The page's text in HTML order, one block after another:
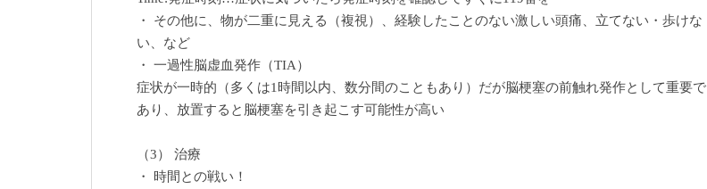
・ その他に、物が二重に見える（複視）、経験したことのない激しい頭痛、立てない・歩けな
い、など
・ 一過性脳虚血発作（TIA）
症状が一時的（多くは1時間以内、数分間のこともあり）だが脳梗塞の前触れ発作として重要で
あり、放置すると脳梗塞を引き起こす可能性が高い
（3） 治療
・ 時間との戦い！